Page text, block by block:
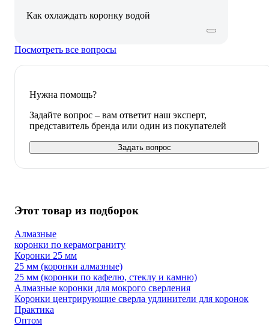
Как охлаждать коронку водой
Посмотреть все вопросы
Нужна помощь?
Задайте вопрос – вам ответит наш эксперт,
представитель бренда или один из покупателей
Задать вопрос
Этот товар из подборок
Алмазные
коронки по керамограниту
Коронки 25 мм
25 мм (коронки алмазные)
25 мм (коронки по кафелю, стеклу и камню)
Алмазные коронки для мокрого сверления
Коронки центрирующие сверла удлинители для коронок
Практика
Оптом